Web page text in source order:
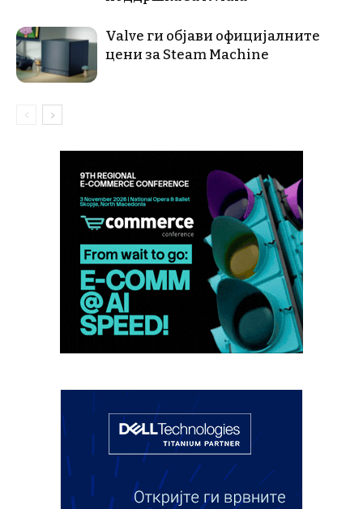
Valve ги објави официјалните
цени за Steam Machine